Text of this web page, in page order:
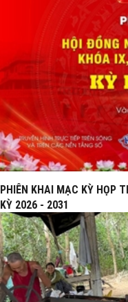
PHIÊN KHAI MẠC KỲ HỌP
KỲ 2026 - 2031